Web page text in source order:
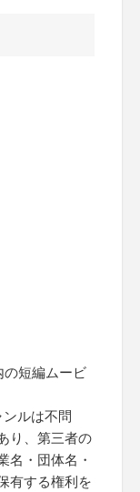
の短編ムービ
ルは不問
り、第三者の
名・団体名・
有する権利を